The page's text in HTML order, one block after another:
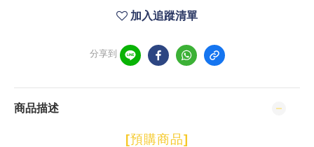
加入追蹤清單
分享到
商品描述
[預購商品]